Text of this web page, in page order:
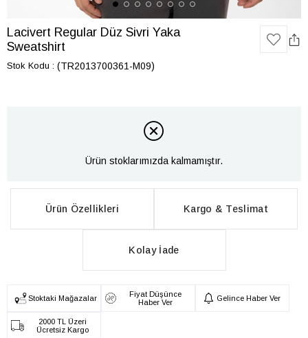
Lacivert Regular Düz Sivri Yaka
Sweatshirt
Stok Kodu (TR2013700361-M09)
Ürün stoklarımızda kalmamıştır.
Ürün Özellikleri Kargo & Teslimat
Kolay İade
Stoktaki Mağazalar
Fiyat Düşünce
Haber Ver
Gelince Haber Ver
2000 TL Üzeri
Ücretsiz Kargo